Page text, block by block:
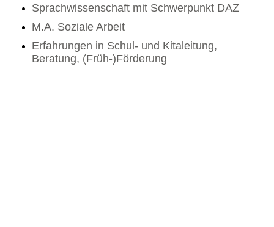
Sprachwissenschaft mit Schwerpunkt DAZ
M.A. Soziale Arbeit
Erfahrungen in Schul- und Kitaleitung,
Beratung, (Früh-)Förderung